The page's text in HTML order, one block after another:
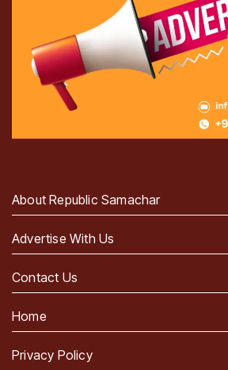
About Republic Samachar
Advertise With Us
Contact Us
Home
Privacy Policy